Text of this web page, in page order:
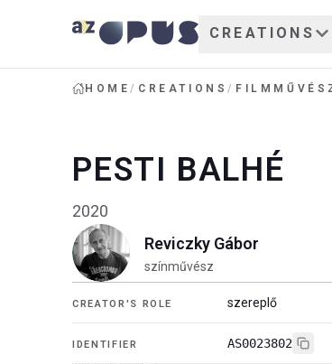
CREATIONS
HOME/ CREATIONS/
PESTI BALHÉ
2020
Reviczky Gábor
színművész
CREATOR'S ROLE szereplő
IDENTIFIER AS0023802